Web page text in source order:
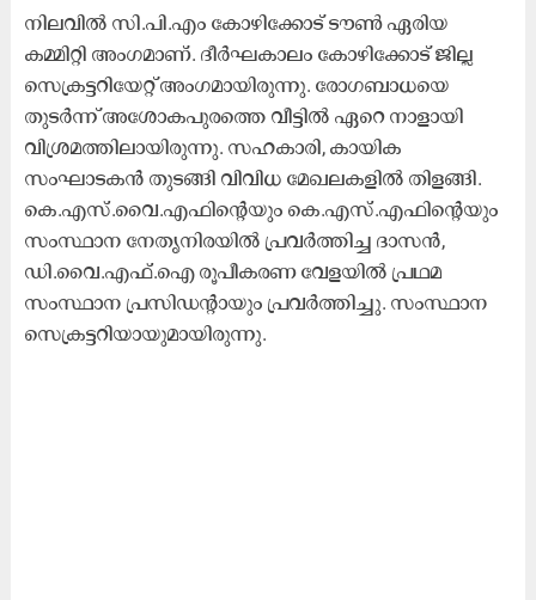
നിലവിൽ സി.പി.എം കോഴിക്കോട്‌ ടൗൺ ഏരിയ
കമ്മിറ്റി അംഗമാണ്‌. ദീര്‍ഘകാലം കോഴിക്കോട് ജില്ല
സെക്രട്ടറിയേറ്റ് അംഗമായിരുന്നു. രോഗബാധയെ
തുടര്‍ന്ന് അശോകപുരത്തെ വീട്ടിൽ ഏറെ നാളായി
വിശ്രമത്തിലായിരുന്നു. സഹകാരി, കായിക
സംഘാടകൻ തുടങ്ങി വിവിധ മേഖലകളിൽ തിളങ്ങി.
കെ.എസ്.വൈ.എഫിന്റെയും കെ.എസ്.എഫിന്റെയും
സംസ്ഥാന നേതൃനിരയിൽ പ്രവര്‍ത്തിച്ച ദാസൻ,
ഡി.വൈ.എഫ്.ഐ രൂപീകരണ വേളയിൽ പ്രഥമ
സംസ്ഥാന പ്രസിഡന്റായും പ്രവര്‍ത്തിച്ചു. സംസ്ഥാന
സെക്രട്ടറിയായുമായിരുന്നു.